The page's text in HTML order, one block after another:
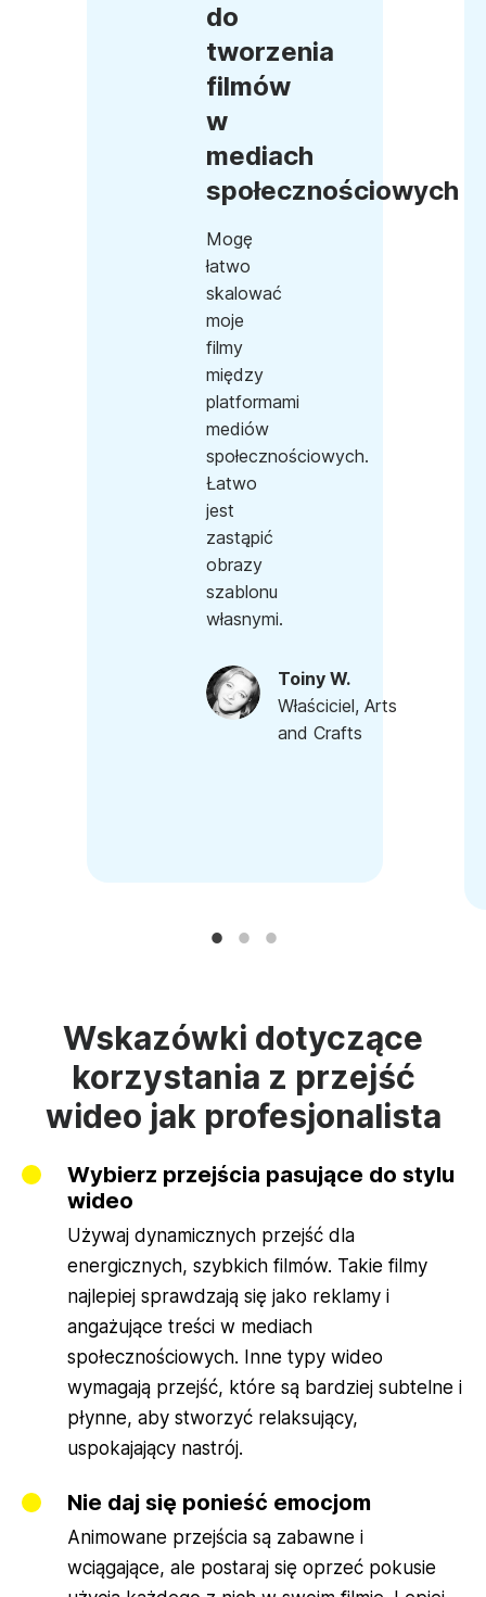
do
tworzenia
filmów
w
mediach
społecznościowych
Mogę
łatwo
skalować
moje
filmy
między
platformami
mediów
społecznościowych.
Łatwo
jest
zastąpić
obrazy
szablonu
własnymi.
Toiny W.
Właściciel, Arts
and Crafts
Wskazówki dotyczące
korzystania z przejść
wideo jak profesjonalista
Wybierz przejścia pasujące do stylu
wideo
Używaj dynamicznych przejść dla
energicznych, szybkich filmów. Takie filmy
najlepiej sprawdzają się jako reklamy i
angażujące treści w mediach
społecznościowych. Inne typy wideo
wymagają przejść, które są bardziej subtelne i
płynne, aby stworzyć relaksujący,
uspokajający nastrój.
Nie daj się ponieść emocjom
Animowane przejścia są zabawne i
wciągające, ale postaraj się oprzeć pokusie